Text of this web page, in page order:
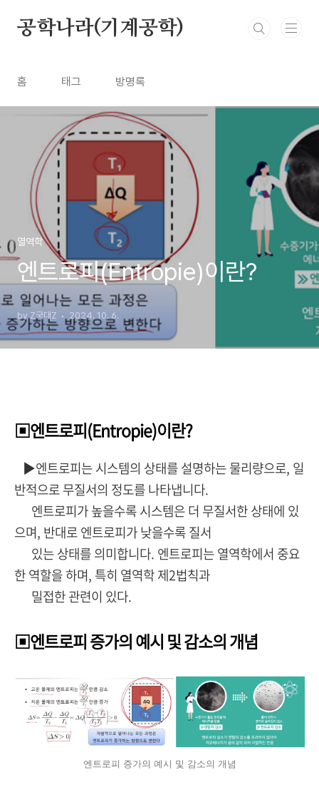
공학나라(기계공학)
홈 태그 방명록
열역학
엔트로피(Entropie)이란?
by Z국대Z 2024. 10. 6.
▣엔트로피(Entropie)이란?
▶엔트로피는 시스템의 상태를 설명하는 물리량으로, 일
반적으로 무질서의 정도를 나타냅니다.
엔트로피가 높을수록 시스템은 더 무질서한 상태에 있
으며, 반대로 엔트로피가 낮을수록 질서
있는 상태를 의미합니다. 엔트로피는 열역학에서 중요
한 역할을 하며, 특히 열역학 제2법칙과
밀접한 관련이 있다.
▣엔트로피 증가의 예시 및 감소의 개념
엔트로피 증가의 예시 및 감소의 개념